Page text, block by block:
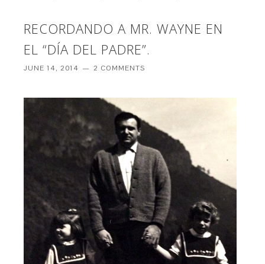
RECORDANDO A MR. WAYNE EN
EL “DÍA DEL PADRE”.
JUNE 14, 2014 2 COMMENTS